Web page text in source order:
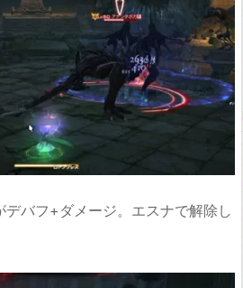
デバフ+ダメージ。エスナで解除し